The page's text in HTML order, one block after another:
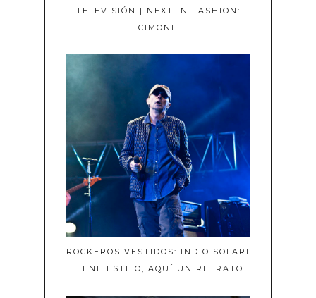
TELEVISIÓN | NEXT IN FASHION:
CIMONE
ROCKEROS VESTIDOS: INDIO SOLARI
TIENE ESTILO, AQUÍ UN RETRATO